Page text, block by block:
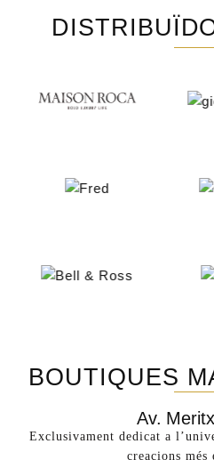
BOUTIQUES
Av.
Exclusivament dedicat a
creacions més